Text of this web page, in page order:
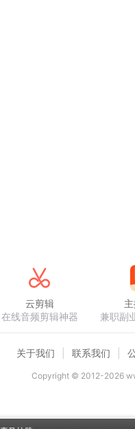
云剪辑
在线音频剪辑神器
兼职副
关于我们 联系我们
Copyright © 2012-2026